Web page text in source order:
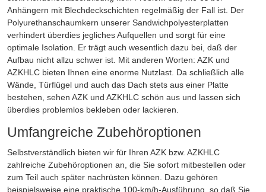
Anhängern mit Blechdeckschichten regelmäßig der Fall ist. Der
Polyurethanschaumkern unserer Sandwichpolyesterplatten
verhindert überdies jegliches Aufquellen und sorgt für eine
optimale Isolation. Er trägt auch wesentlich dazu bei, daß der
Aufbau nicht allzu schwer ist. Mit anderen Worten: AZK und
AZKHLC bieten Ihnen eine enorme Nutzlast. Da schließlich alle
Wände, Türflügel und auch das Dach stets aus einer Platte
bestehen, sehen AZK und AZKHLC schön aus und lassen sich
überdies problemlos bekleben oder lackieren.
Umfangreiche Zubehöroptionen
Selbstverständlich bieten wir für Ihren AZK bzw. AZKHLC
zahlreiche Zubehöroptionen an, die Sie sofort mitbestellen oder
zum Teil auch später nachrüsten können. Dazu gehören
beispielsweise eine praktische 100-km/h-Ausführung, so daß Sie